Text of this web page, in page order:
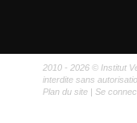
2010 - 2026 © Institut
interdite sans
Plan du site |Se